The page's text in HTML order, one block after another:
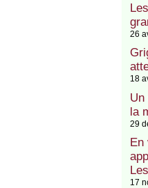
26
18
Un
la
29
17